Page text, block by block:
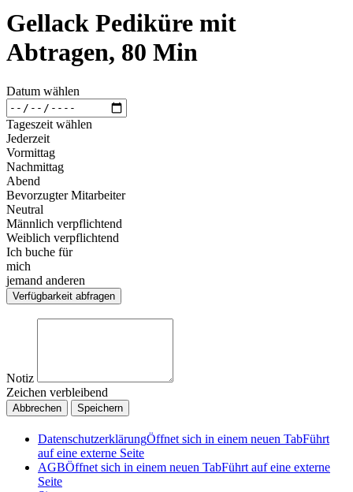
Gellack Pediküre mit
Abtragen, 80 Min
Datum wählen
Tageszeit wählen
Jederzeit
Vormittag
Nachmittag
Abend
Bevorzugter Mitarbeiter
Neutral
Männlich verpflichtend
Weiblich verpflichtend
Ich buche für
mich
jemand anderen
Verfügbarkeit abfragen
Notiz
Zeichen verbleibend
Abbrechen Speichern
DatenschutzerklärungÖffnet sich in einem neuen TabFührt
auf eine externe Seite
AGBÖffnet sich in einem neuen TabFührt auf eine externe
Seite